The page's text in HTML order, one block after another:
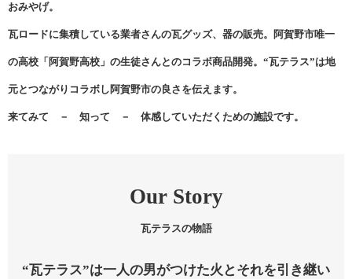
おみやげ。
瓦ロードに集積している業者さんの瓦グッズ、器の販売。阿賀野市唯一
の高校「阿賀野高校」の生徒さんとのコラボ商品開発。“瓦テラス”は地
元とつながりコラボし阿賀野市の良さを伝えます。
来てみて － 知って － 体感していただくための施設です。
Our Story
瓦テラスの物語
“瓦テラス”は一人の男がつけた火とそれを引き継い